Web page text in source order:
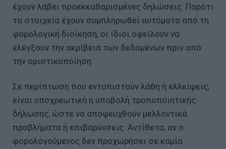
έχουν λάβει προεκκαθαρισμένες δηλώσεις. Παρότι
τα στοιχεία έχουν συμπληρωθεί αυτόματα από τη
φορολογική διοίκηση, οι ίδιοι οφείλουν να
ελέγξουν την ακρίβεια των δεδομένων πριν από
την οριστικοποίηση.
Σε περίπτωση που εντοπιστούν λάθη ή ελλείψεις,
είναι υποχρεωτική η υποβολή τροποποιητικής
δήλωσης, ώστε να αποφευχθούν μελλοντικά
προβλήματα ή επιβαρύνσεις. Αντίθετα, αν ο
φορολογούμενος δεν προχωρήσει σε καμία